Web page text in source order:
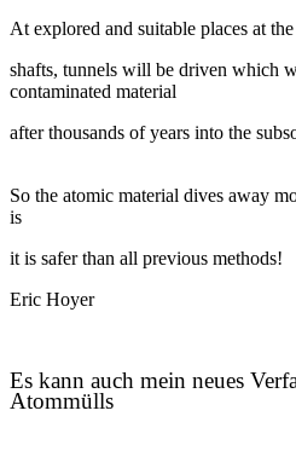
At explored and suitable places at
shafts, tunnels will be driven which
contaminated material
after thousands of years into the
So the atomic material dives away
is
it is safer than all previous methods!
Eric Hoyer
Es kann auch mein neues
Atommülls